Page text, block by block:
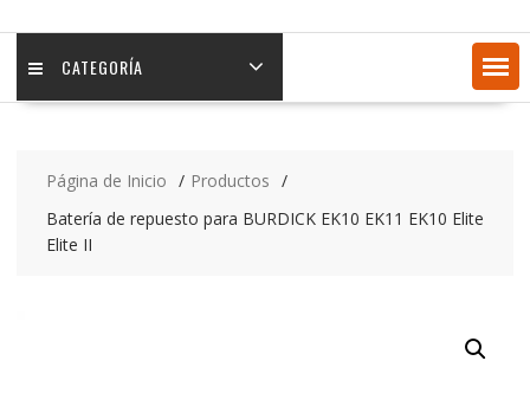
CATEGORÍA
Página de Inicio
Productos
Batería de repuesto para BURDICK EK10 EK11 EK10 Elite
Elite II